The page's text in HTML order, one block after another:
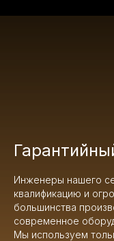
Инженеры нашего
квалификацию и
большинства
современное
Мы используем